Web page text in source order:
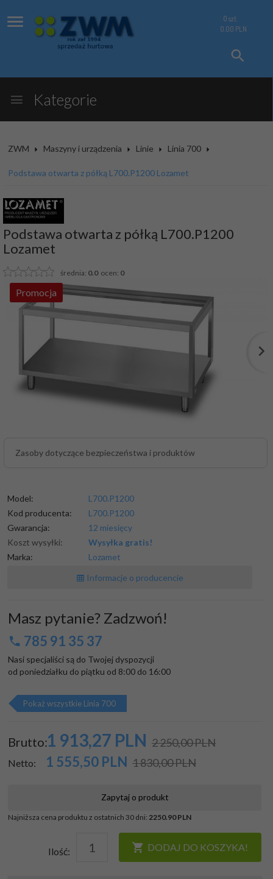
0 szt.
0.00 PLN
Kategorie
ZWM Maszyny i urządzenia Linie Linia 700
Podstawa otwarta z półką L700.P1200 Lozamet
Podstawa otwarta z półką L700.P1200
Lozamet
średnia: 0.0ocen: 0
Promocja
Zasoby dotyczące bezpieczeństwa i produktów
Model:
L700.P1200
Kod producenta:
L700.P1200
Gwarancja:
12 miesięcy
Koszt wysyłki:
Wysyłka gratis!
Marka:
Lozamet
Informacje o producencie
Masz pytanie? Zadzwoń!
785 91 35 37
Nasi specjaliści są do Twojej dyspozycji
od poniedziałku do piątku od 8:00 do 16:00
Pokaż wszystkie Linia 700
Brutto:1 913,27 PLN 2 250,00 PLN
Netto: 1 555,50 PLN 1 830,00 PLN
Zapytaj o produkt
Najniższa cena produktu z ostatnich 30 dni: 2250.90 PLN
Ilość: DODAJ DO KOSZYKA!